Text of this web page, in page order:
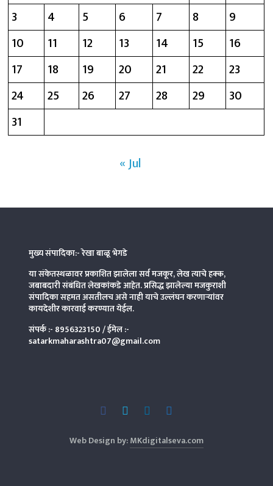
3
4 5 6 7 8
9
10
11 12 13 14 15
16
17
18 19 20 21 22
23
24
25 26 27 28 29
30
31
« Jul
मुख्य संपादिका:- रेखा बाळू भेगडे
या संकेतस्थळावर प्रकाशित झालेला सर्व मजकूर, लेख त्याचे हक्क,
जबाबदारी संबंधित लेखकांकडे आहेत. प्रसिद्ध झालेल्या मजकुराशी
संपादिकासहमत असतीलच असे नाही याचे उल्लंघन करणाऱ्यांवर
कायदेशीर कारवाई करण्यात येईल.
संपर्क :- 8956323150/ ईमेल :-
satarkmaharashtra07@gmail.com
Web Design by:MKdigitalseva.com